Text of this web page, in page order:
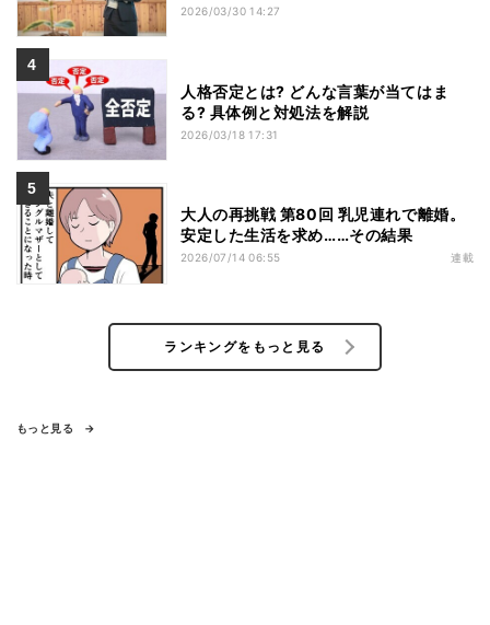
2026/03/30 14:27
人格否定とは? どんな言葉が当てはま
る? 具体例と対処法を解説
2026/03/18 17:31
大人の再挑戦 第80回 乳児連れで離婚。
安定した生活を求め……その結果
2026/07/14 06:55 連載
ランキングをもっと見る
もっと見る